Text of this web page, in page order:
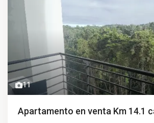
11
Apartamento en venta Km 14.1